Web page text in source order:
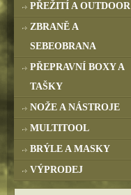
PŘEŽITÍ A OUTDOOR
ZBRANĚ A
SEBEOBRANA
PŘEPRAVNÍ BOXY A
TAŠKY
NOŽE A NÁSTROJE
MULTITOOL
BRÝLE A MASKY
VÝPRODEJ